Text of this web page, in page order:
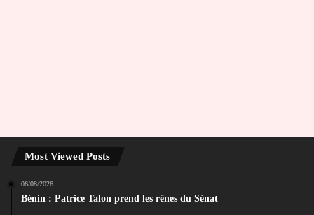
Most Viewed Posts
06/08/2026
Bénin : Patrice Talon prend les rênes du Sénat